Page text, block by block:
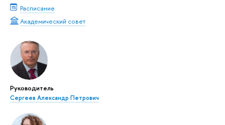
Расписание
Академический совет
Руководитель
Сергеев Александр Петрович